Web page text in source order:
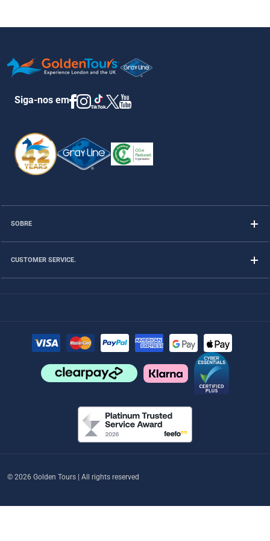
Siga-nos em
SOBRE
CUSTOMER SERVICE.
© 2026 Golden Tours | All rights reserved